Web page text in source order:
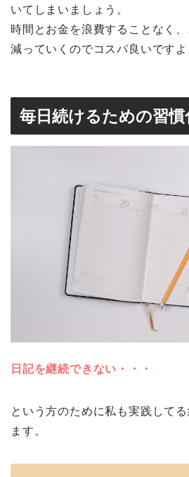
いてしまいましょう。
時間とお金を浪費することなく
減っていくのでコスパ良いですよ
毎日続けるための習慣
日記を継続できない・・・
という方のために私も実践して
ます。